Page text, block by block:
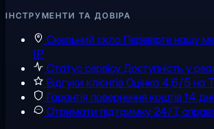
ІНСТРУМЕНТИ ТА ДОВІРА
Скельний скло Перевірте нашу
IP
Статус сервісуДоступність у
Відгуки клієнтівОцінка 4,6/5 на
Гарантія повернення коштів14
Отримати підтримку 24/7,